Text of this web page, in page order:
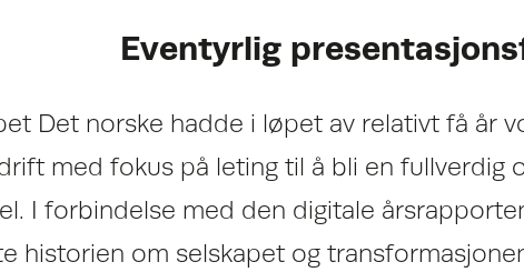
Eventyrlig
Det norske hadde i løpet av relativt få år
med fokus på leting til å bli en fullverdig
I forbindelse med den digitale
historien om selskapet og